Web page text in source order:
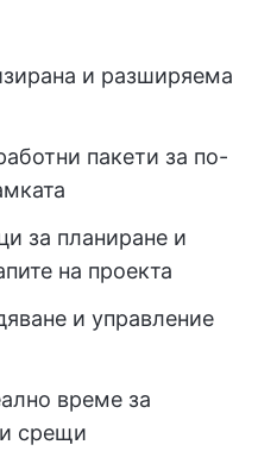
и разширяема
пакети за по-
за планиране и
на проекта
и управление
време за
срещи